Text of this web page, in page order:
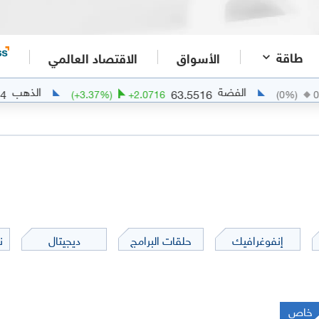
طاقة الأسواق الاقتصاد العالمي
(0 الفضة 63.5516
+2.0716
(+3.37%) الذهب
إنفوغرافيك حلقات البرامج ديجيتال
خاص